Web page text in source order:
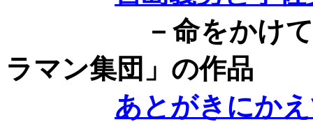
－命をかけて闘っ
ラマン集団」の作品
あとがきにか